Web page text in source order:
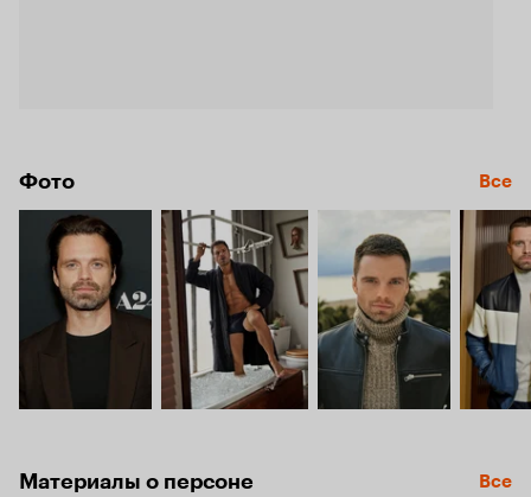
Фото Все
Материалы о персоне Все